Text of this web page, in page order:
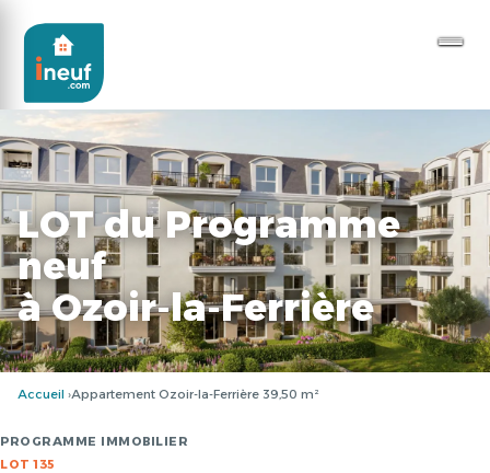
LOT du Programme
neuf
à Ozoir-la-Ferrière
Accueil Appartement Ozoir-la-Ferrière 39,50 m²
PROGRAMME IMMOBILIER
LOT 135